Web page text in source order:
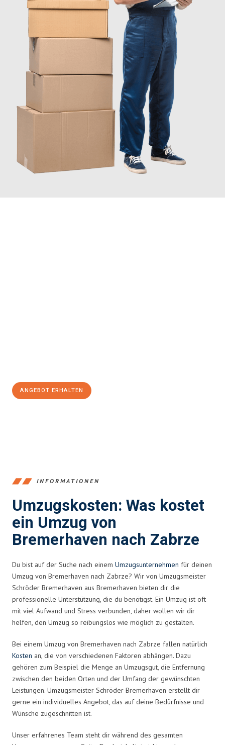
ANGEBOT ERHALTEN
INFORMATIONEN
Umzugskosten: Was kostet
ein Umzug von
Bremerhaven nach Zabrze
Du bist auf der Suche nach einem Umzugsunternehmen für deinen
Umzug von Bremerhaven nach Zabrze? Wir von Umzugsmeister
Schröder Bremerhaven aus Bremerhaven bieten dir die
professionelle Unterstützung, die du benötigst. Ein Umzug ist oft
mit viel Aufwand und Stress verbunden, daher wollen wir dir
helfen, den Umzug so reibungslos wie möglich zu gestalten.
Bei einem Umzug von Bremerhaven nach Zabrze fallen natürlich
Kosten an, die von verschiedenen Faktoren abhängen. Dazu
gehören zum Beispiel die Menge an Umzugsgut, die Entfernung
zwischen den beiden Orten und der Umfang der gewünschten
Leistungen. Umzugsmeister Schröder Bremerhaven erstellt dir
gerne ein individuelles Angebot, das auf deine Bedürfnisse und
Wünsche zugeschnitten ist.
Unser erfahrenes Team steht dir während des gesamten